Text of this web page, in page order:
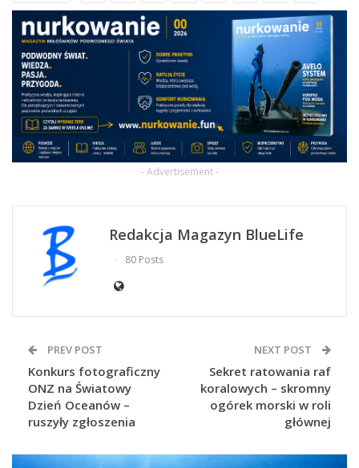
- Advertisement -
Redakcja Magazyn BlueLife
80 Posts
PREV POST
Konkurs fotograficzny
ONZ na Światowy
Dzień Oceanów –
ruszyły zgłoszenia
NEXT POST
Sekret ratowania raf
koralowych – skromny
ogórek morski w roli
głównej